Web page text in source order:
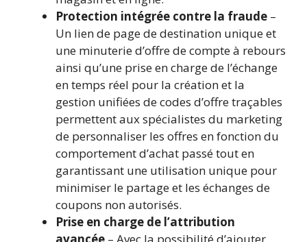
Protection intégrée contre la fraude –
Un lien de page de destination unique et
une minuterie d’offre de compte à rebours
ainsi qu’une prise en charge de l’échange
en temps réel pour la création et la
gestion unifiées de codes d’offre traçables
permettent aux spécialistes du marketing
de personnaliser les offres en fonction du
comportement d’achat passé tout en
garantissant une utilisation unique pour
minimiser le partage et les échanges de
coupons non autorisés.
Prise en charge de l’attribution
avancée – Avec la possibilité d’ajouter